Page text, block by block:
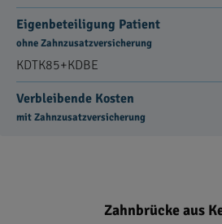
Eigenbeteiligung Patient
ohne Zahnzusatzversicherung
KDTK85+KDBE
Verbleibende Kosten
mit Zahnzusatzversicherung
Zahnbrücke aus